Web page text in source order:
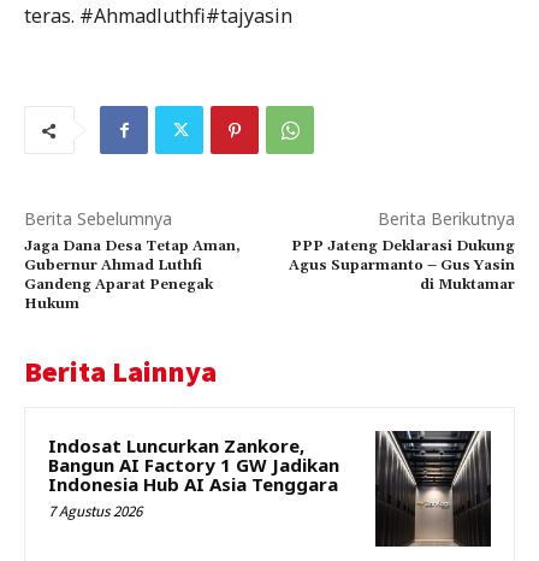
teras. #Ahmadluthfi#tajyasin
Berita Sebelumnya
Jaga Dana Desa Tetap Aman,
Gubernur Ahmad Luthfi
Gandeng Aparat Penegak
Hukum
Berita Berikutnya
PPP Jateng Deklarasi Dukung
Agus Suparmanto – Gus Yasin
di Muktamar
Berita Lainnya
Indosat Luncurkan Zankore,
Bangun AI Factory 1 GW Jadikan
Indonesia Hub AI Asia Tenggara
7 Agustus 2026